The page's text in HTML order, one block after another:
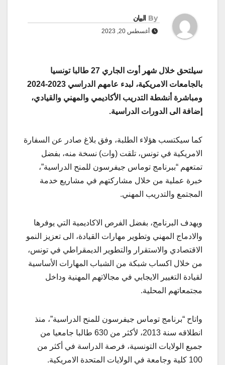
By البيان
أغسطس 20, 2023
سيلتحق خلال شهر أوت الجاري 27 طالبا تونسيا
بالجامعات الامريكية، لبدء عامهم الدراسي 2023-2024
ومباشرة أنشطة التدريب الأكاديمي والمهني والقيادي،
إضافة الى الدورات الدراسية.
كما سيكتسب هؤلاء الطلبة، وفق بلاغ صادر عن السفارة
الامريكية في تونس، تلقت (وات) نسخة منه، بفضل
تمتعهم “ببرنامج توماس جيفرسون للمنح الدراسية”،
خبرة عملية من خلال مشاركتهم في مشاريع خدمة
المجتمع والتدريب المهني.
ويهدف البرنامج، بفضل الفرص الاكاديمية التي يوفرها
والادماج المهني وتطوير مهارات القيادة، الى تعزيز النمو
الاقتصادي والاستقرار والتطوير الديمقراطي في تونس،
من خلال اكساب شبكة من الشباب المهارات الأساسية
لقيادة التغيير الايجابي في مجالاتهم المهنية وداخل
مجتمعاتهم المحلية.
واتاح “برنامج توماس جيفرسون للمنح الدراسية”، منذ
انطلاقه سنة 2013، لأكثر من 630 طالبا جامعيا من
جميع الولايات التونسية، فرصة الدراسة في أكثر من
100 كلية وجامعة في الولايات المتحدة الامريكية.